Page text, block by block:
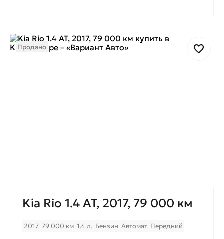
Продано
Kia Rio 1.4 AT, 2017, 79 000 км
2017 79 000 км 1.4 л. Бензин Автомат Передний